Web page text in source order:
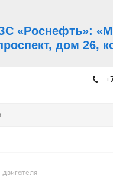
«Роснефть»:
дом 26,